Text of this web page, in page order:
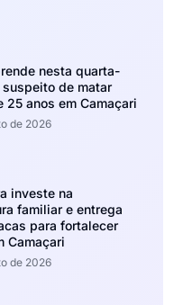
nesta quarta-
de matar
25 anos em Camaçari
de 2026
investe na
familiar e entrega
para fortalecer
Camaçari
de 2026